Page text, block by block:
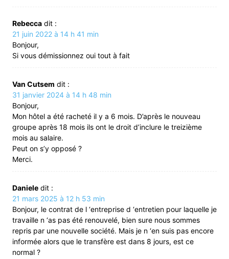
Rebecca dit :
21 juin 2022 à 14 h 41 min
Bonjour,
Si vous démissionnez oui tout à fait
Van Cutsem dit :
31 janvier 2024 à 14 h 48 min
Bonjour,
Mon hôtel a été racheté il y a 6 mois. D’après le nouveau
groupe après 18 mois ils ont le droit d’inclure le treizième
mois au salaire.
Peut on s’y opposé ?
Merci.
Daniele dit :
21 mars 2025 à 12 h 53 min
Bonjour, le contrat de l ‘entreprise d ‘entretien pour laquelle je
travaille n ‘as pas été renouvelé, bien sure nous sommes
repris par une nouvelle société. Mais je n ‘en suis pas encore
informée alors que le transfère est dans 8 jours, est ce
normal ?